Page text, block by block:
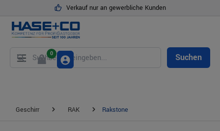
Verkauf nur an gewerbliche Kunden
Suchen
0
Geschirr RAK Rakstone